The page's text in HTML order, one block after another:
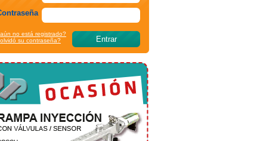
no está registrado?
su contraseña?